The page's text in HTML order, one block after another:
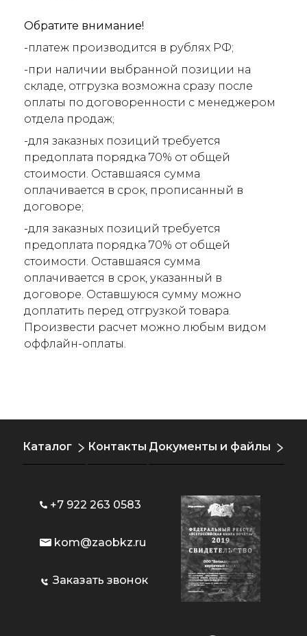
Обратите внимание!
-платеж производится в рублях РФ;
-при наличии выбранной позиции на
складе, отгрузка возможна сразу после
оплаты по договоренности с менеджером
отдела продаж;
-для заказных позиций требуется
предоплата порядка 70% от общей
стоимости. Оставшаяся сумма
оплачивается в срок, прописанный в
договоре;
-для заказных позиций требуется
предоплата порядка 70% от общей
стоимости. Оставшаяся сумма
оплачивается в срок, указанный в
договоре. Оставшуюся сумму можно
доплатить перед отгрузкой товара.
Произвести расчет можно любым видом
оффлайн-оплаты.
Каталог Контакты Документы и файлы
+7 922 263 0583
kom@zaobkz.ru
Заказать звонок